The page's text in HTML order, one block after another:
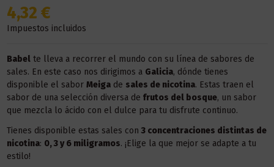
4,32 €
Impuestos incluidos
Babelte lleva a recorrer el mundo con su línea de sabores de
sales. En este caso nos dirigimos a Galicia, dónde tienes
disponible el sabor Meigade sales de nicotina. Estas traen el
sabor de una selección diversa de frutos del bosque, un sabor
que mezcla lo ácido con el dulce para tu disfrute continuo.
Tienes disponible estas sales con 3 concentraciones distintas de
nicotina: 0, 3 y 6 miligramos. ¡Elige la que mejor se adapte a tu
estilo!